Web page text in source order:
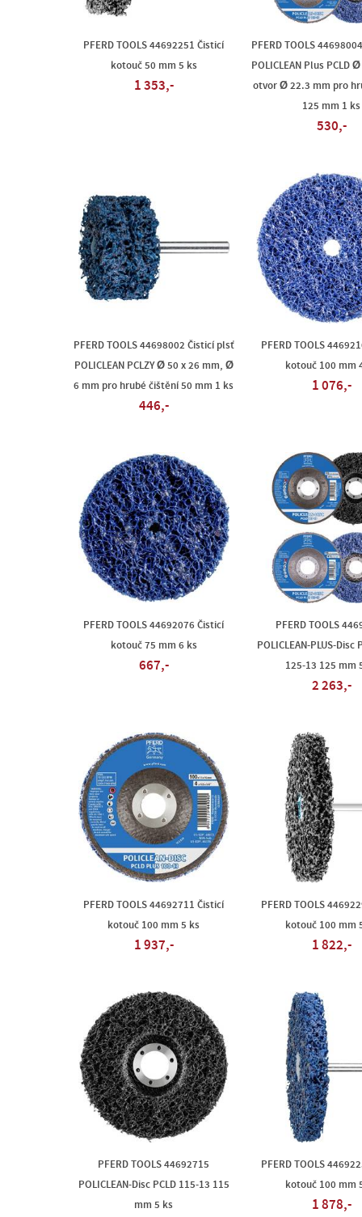
PFERD TOOLS 44692251 Čisticí
kotouč 50 mm 5 ks
1 353,-
PFERD TOOLS
POLICLEAN Plus PCLD
otvor Ø 22.3 mm pro
125 mm 1 ks
530,-
PFERD TOOLS 44698002 Čisticí plsť
POLICLEAN PCLZY Ø 50 x 26 mm, Ø
6 mm pro hrubé čištění 50 mm 1 ks
446,-
PFERD TOOLS
kotouč 100 mm
1 076,-
PFERD TOOLS 44692076 Čisticí
kotouč 75 mm 6 ks
667,-
PFERD TOOLS
POLICLEAN-PLUS-Disc
125-13 125 mm
2 263,-
PFERD TOOLS 44692711 Čisticí
kotouč 100 mm 5 ks
1 937,-
PFERD TOOLS
kotouč 100 mm
1 822,-
PFERD TOOLS 44692715
POLICLEAN-Disc PCLD 115-13 115
mm 5 ks
PFERD TOOLS
kotouč 100 mm
1 878,-